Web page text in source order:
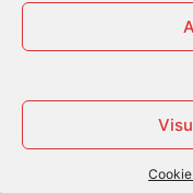
© 2026 Tutti i diritti
Cultura e